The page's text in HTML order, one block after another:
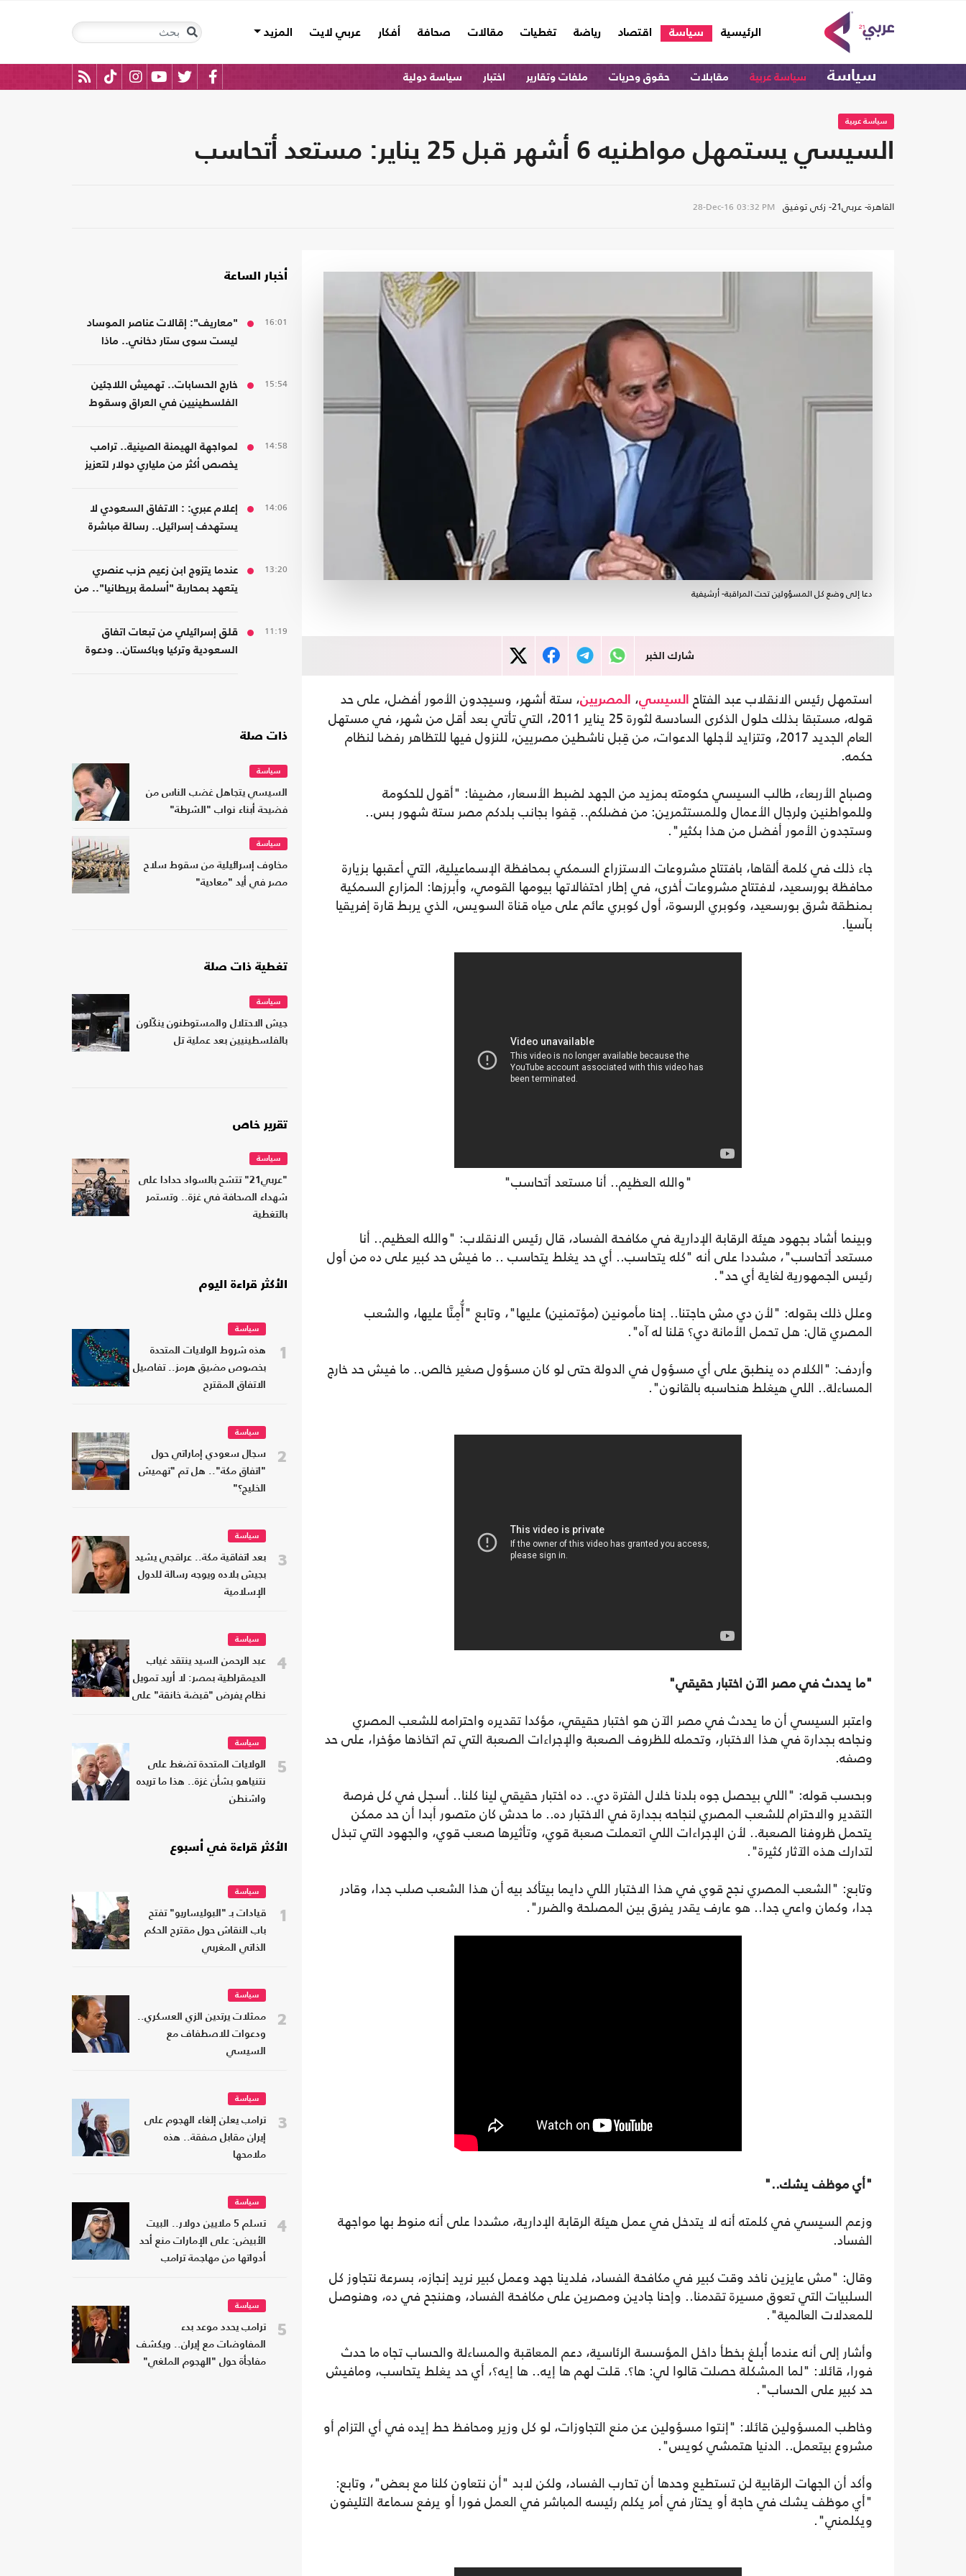
الرئيسية
(current) سياسة اقتصاد رياضة تغطيات مقالات صحافة أفكار عربي لايت المزيد
سياسة سياسة عربية مقابلات حقوق وحريات ملفات وتقارير اختبار سياسة دولية
سياسة عربية
السيسي يستمهل مواطنيه 6 أشهر قبل 25 يناير: مستعد أتحاسب
القاهرة- عربي21- زكي توفيق 28-Dec-16 03:32 PM
دعا إلى وضع كل المسؤولين تحت المراقبة- أرشيفية
شارك الخبر
استمهل رئيس الانقلاب عبد الفتاح السيسي، المصريين، ستة أشهر، وسيجدون الأمور أفضل، على حد
قوله، مستبقا بذلك حلول الذكرى السادسة لثورة 25 يناير 2011، التي تأتي بعد أقل من شهر، في مستهل
العام الجديد 2017، وتتزايد لأجلها الدعوات، من قِبل ناشطين مصريين، للنزول فيها للتظاهر رفضا لنظام
حكمه.
وصباح الأربعاء، طالب السيسي حكومته بمزيد من الجهد لضبط الأسعار، مضيفا: "أقول للحكومة
وللمواطنين ولرجال الأعمال وللمستثمرين: من فضلكم.. قِفوا بجانب بلدكم مصر ستة شهور بس..
وستجدون الأمور أفضل من هذا بكثير".
جاء ذلك في كلمة ألقاها، بافتتاح مشروعات الاستزراع السمكي بمحافظة الإسماعيلية، التي أعقبها بزيارة
محافظة بورسعيد، لافتتاح مشروعات أخرى، في إطار احتفالاتها بيومها القومي، وأبرزها: المزارع السمكية
بمنطقة شرق بورسعيد، وكوبري الرسوة، أول كوبري عائم على مياه قناة السويس، الذي يربط قارة إفريقيا
بآسيا.
"والله العظيم.. أنا مستعد أتحاسب"
وبينما أشاد بجهود هيئة الرقابة الإدارية في مكافحة الفساد، قال رئيس الانقلاب: "والله العظيم.. أنا
مستعد أتحاسب"، مشددا على أنه "كله يتحاسب.. أي حد يغلط يتحاسب .. ما فيش حد كبير على ده من أول
رئيس الجمهورية لغاية أي حد".
وعلل ذلك بقوله: "لأن دي مش حاجتنا.. إحنا مأمونين (مؤتمنين) عليها"، وتابع "أُّمِنَّا عليها، والشعب
المصري قال: هل تحمل الأمانة دي؟ قلنا له آه".
وأردف: "الكلام ده ينطبق على أي مسؤول في الدولة حتى لو كان مسؤول صغير خالص.. ما فيش حد خارج
المساءلة.. اللي هيغلط هنحاسبه بالقانون".
"ما يحدث في مصر الآن اختبار حقيقي"
واعتبر السيسي أن ما يحدث في مصر الآن هو اختبار حقيقي، مؤكدا تقديره واحترامه للشعب المصري
ونجاحه بجدارة في هذا الاختبار، وتحمله للظروف الصعبة والإجراءات الصعبة التي تم اتخاذها مؤخرا، على حد
وصفه.
وبحسب قوله: "اللي بيحصل جوه بلدنا خلال الفترة دي.. ده اختبار حقيقي لينا كلنا.. أسجل في كل فرصة
التقدير والاحترام للشعب المصري لنجاحه بجدارة في الاختبار ده.. ما حدش كان متصور أبدا أن حد ممكن
يتحمل ظروفنا الصعبة.. لأن الإجراءات اللي اتعملت صعبة قوي، وتأثيرها صعب قوي، والجهود التي تبذل
لتدارك هذه الآثار كثيرة".
وتابع: "الشعب المصري نجح قوي في هذا الاختبار اللي دايما بيتأكد بيه أن هذا الشعب صلب جدا، وقادر
جدا، وكمان واعي جدا.. هو عارف يقدر يفرق بين المصلحة والضرر".
"أي موظف يشك.."
وزعم السيسي في كلمته أنه لا يتدخل في عمل هيئة الرقابة الإدارية، مشددا على أنه منوط بها مواجهة
الفساد.
وقال: "مش عايزين ناخد وقت كبير في مكافحة الفساد، فلدينا جهد وعمل كبير نريد إنجازه، بسرعة نتجاوز كل
السلبيات التي تعوق مسيرة تقدمنا.. وإحنا جادين ومصرين على مكافحة الفساد، وهننجح في ده، وهنوصل
للمعدلات العالمية".
وأشار إلى أنه عندما أُبلغ بخطأ داخل المؤسسة الرئاسية، دعم المعاقبة والمساءلة والحساب تجاه ما حدث
فورا، قائلا: "لما المشكلة حصلت قالوا لي: ها؟. قلت لهم ها إيه.. ها إيه؟، أي حد يغلط يتحاسب، ومافيش
حد كبير على الحساب".
وخاطب المسؤولين قائلا: "إنتوا مسؤولين عن منع التجاوزات، لو كل وزير ومحافظ حط إيده في أي التزام أو
مشروع بيتعمل.. الدنيا هتمشي كويس".
وأكد أن الجهات الرقابية لن تستطيع وحدها أن تحارب الفساد، ولكن لابد "أن نتعاون كلنا مع بعض"، وتابع:
"أي موظف يشك في حاجة أو يحتار في أمر يكلم رئيسه المباشر في العمل فورا أو يرفع سماعة التليفون
ويكلمني".
أخبار الساعة
16:01
"معاريف": إقالات عناصر الموساد
ليست سوى ستار دخاني.. ماذا
15:54
خارج الحسابات.. تهميش اللاجئين
الفلسطينيين في العراق وسقوط
14:58
لمواجهة الهيمنة الصينية.. ترامب
يخصص أكثر من ملياري دولار لتعزيز
14:06
إعلام عبري: : الاتفاق السعودي لا
يستهدف إسرائيل.. رسالة مباشرة
13:20
عندما يتزوج ابن زعيم حزب عنصري
يتعهد بمحاربة "أسلمة بريطانيا".. من
11:19
قلق إسرائيلي من تبعات اتفاق
السعودية وتركيا وباكستان.. ودعوة
ذات صلة
سياسة
السيسي يتجاهل غضب الناس من
فضيحة أبناء نواب "الشرطة"
سياسة
مخاوف إسرائيلية من سقوط سلاح
مصر في أيد "معادية"
تغطية ذات صلة
سياسة
جيش الاحتلال والمستوطنون ينكّلون
بالفلسطينيين بعد عملية تل
تقرير خاص
سياسة
"عربي21" تتشح بالسواد حدادا على
شهداء الصحافة في غزة.. وتستمر
بالتغطية
الأكثر قراءة اليوم
1
سياسة
هذه شروط الولايات المتحدة
بخصوص مضيق هرمز.. تفاصيل
الاتفاق المقترح
2
سياسة
سجال سعودي إماراتي حول
"اتفاق مكة".. هل تم "تهميش
الخليج؟"
3
سياسة
بعد اتفاقية مكة.. عراقجي يشيد
بجيش بلاده ويوجه رسالة للدول
الإسلامية
4
سياسة
عبد الرحمن السيد ينتقد غياب
الديمقراطية بمصر: لا أريد تمويل
نظام يفرض "قبضة خانقة" على
5
سياسة
الولايات المتحدة تضغط على
نتنياهو بشأن غزة.. هذا ما تريده
واشنطن
الأكثر قراءة في أسبوع
1
سياسة
قيادات بـ "البوليساريو" تفتح
باب النقاش حول مقترح الحكم
الذاتي المغربي
2
سياسة
ممثلات يرتدين الزي العسكري..
ودعوات للاصطفاف مع
السيسي
3
سياسة
ترامب يعلن إلغاء الهجوم على
إيران مقابل صفقة.. هذه
ملامحها
4
سياسة
تسلم 5 ملايين دولار.. البيت
الأبيض: على الإمارات منع أحد
أدواتها من مهاجمة ترامب
5
سياسة
ترامب يحدد موعد بدء
المفاوضات مع إيران.. ويكشف
مفاجأة حول "الهجوم الملغي"